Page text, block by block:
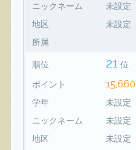
ニックネーム
未設定
地区
未設定
所属
順位 21 位
ポイント 15,660
学年
未設定
ニックネーム
未設定
地区
未設定